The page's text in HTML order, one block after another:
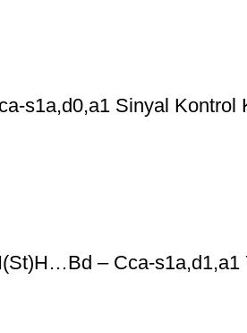
s1a,d0,a1 Sinyal Kontrol
– Cca-s1a,d1,a1